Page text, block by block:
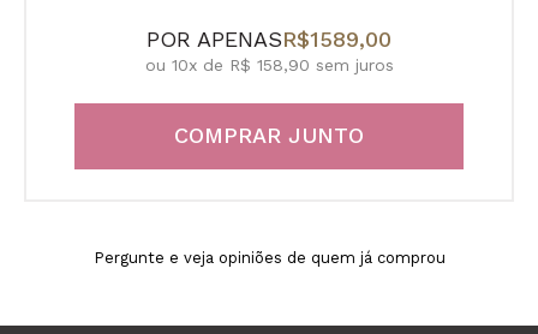
POR APENASR$1589,00
ou 10x de R$ 158,90 sem juros
COMPRAR JUNTO
Pergunte e veja opiniões de quem já comprou